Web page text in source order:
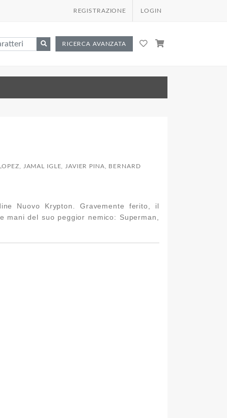
REGISTRAZIONE LOGIN
RICERCA AVANZATA
JAMAL IGLE, JAVIER PINA, BERNARD
Nuovo Krypton. Gravemente ferito, il
del suo peggior nemico: Superman,